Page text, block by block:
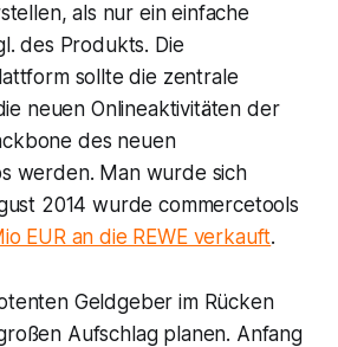
als nur ein einfache
des Produkts. Die
sollte die zentrale
neuen Onlineaktivitäten der
des neuen
werden. Man wurde sich
2014 wurde commercetools
EUR an die REWE verkauft.
Geldgeber im Rücken
Aufschlag planen. Anfang